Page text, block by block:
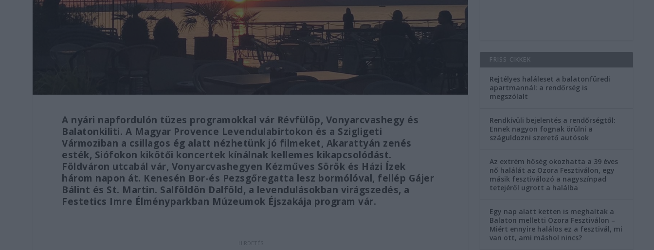
A nyári napfordulón tüzes programokkal vár Révfülöp, Vonyarcvashegy és
Balatonkiliti. A Magyar Provence Levendulabirtokon és a Szigligeti
Vármoziban a csillagos ég alatt nézhetünk jó filmeket, Akarattyán zenés
esték, Siófokon kikötői koncertek kínálnak kellemes kikapcsolódást.
Földváron utcabál vár, Vonyarcvashegyen Kézműves Sörök és Házi Ízek
három napon át. Kenesén Bor-és Pezsgőregatta lesz bormólóval, fellép Gájer
Bálint és St. Martin. Salföldön Dalföld, a levendulásokban virágszedés, a
Festetics Imre Élményparkban Múzeumok Éjszakája program vár.
FRISS CIKKEK
Rejtélyes haláleset a balatonfüredi
apartmannál: a rendőrség is
megszólalt
Rendkívüli bejelentés a rendőrségtől:
Ennek nagyon fognak örülni a
száguldozni szerető autósok
Az extrém hőség okozhatta a 39 éves
nő halálát az Ozora Fesztiválon, egy
másik fesztiválozó a nagyszínpad
tetejéről ugrott a halálba
Egy nap alatt ketten is meghaltak a
Balaton melletti Ozora Fesztiválon –
Miért ennyire halálos ez a fesztivál, mi
van ott, ami máshol nincs?